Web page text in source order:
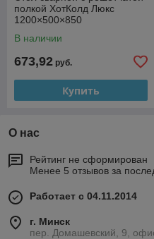
полкой ХотКолд Люкс
1200×500×850
В наличии
673,92 руб.
Купить
О нас
Рейтинг не сформирован
Менее 5 отзывов за
Работает с 04.11.2014
г. Минск
пер. Домашевский, 9,